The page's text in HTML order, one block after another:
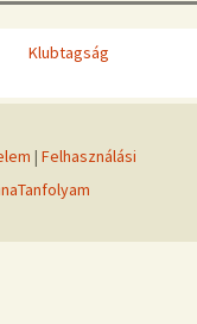
Klubtagság
| Felhasználási